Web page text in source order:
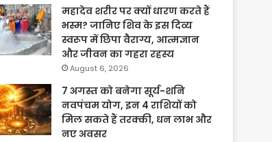
महादेव शरीर पर क्यों धारण करते हैं
भस्म? जानिए शिव के इस दिव्य
स्वरूप में छिपा वैराग्य, आत्मज्ञान
और जीवन का गहरा रहस्य
August 6, 2026
7 अगस्त को बनेगा सूर्य-शनि
नवपंचम योग, इन 4 राशियों को
मिल सकते हैं तरक्की, धन लाभ और
नए अवसर